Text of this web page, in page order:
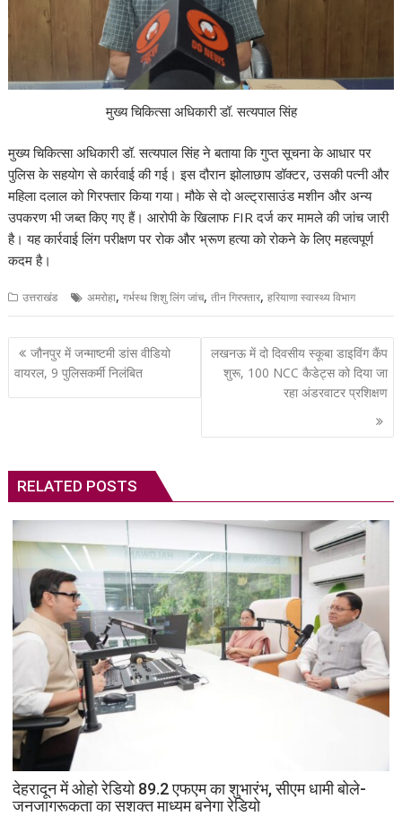
मुख्य चिकित्सा अधिकारी डॉ. सत्यपाल सिंह
मुख्य चिकित्सा अधिकारी डॉ. सत्यपाल सिंह ने बताया कि गुप्त सूचना के आधार पर
पुलिस के सहयोग से कार्रवाई की गई। इस दौरान झोलाछाप डॉक्टर, उसकी पत्नी और
महिला दलाल को गिरफ्तार किया गया। मौके से दो अल्ट्रासाउंड मशीन और अन्य
उपकरण भी जब्त किए गए हैं। आरोपी के खिलाफ FIR दर्ज कर मामले की जांच जारी
है। यह कार्रवाई लिंग परीक्षण पर रोक और भ्रूण हत्या को रोकने के लिए महत्वपूर्ण
कदम है।
उत्तराखंड अमरोहा,गर्भस्थ शिशु लिंग जांच,तीन गिरफ्तार,हरियाणा स्वास्थ्य विभाग
Post
navigation
जौनपुर में जन्माष्टमी डांस वीडियो
वायरल, 9 पुलिसकर्मी निलंबित
लखनऊ में दो दिवसीय स्कूबा डाइविंग कैंप
शुरू, 100 NCC कैडेट्स को दिया जा
रहा अंडरवाटर प्रशिक्षण
RELATED POSTS
देहरादून में ओहो रेडियो 89.2 एफएम का शुभारंभ, सीएम धामी बोले-
जनजागरूकता का सशक्त माध्यम बनेगा रेडियो